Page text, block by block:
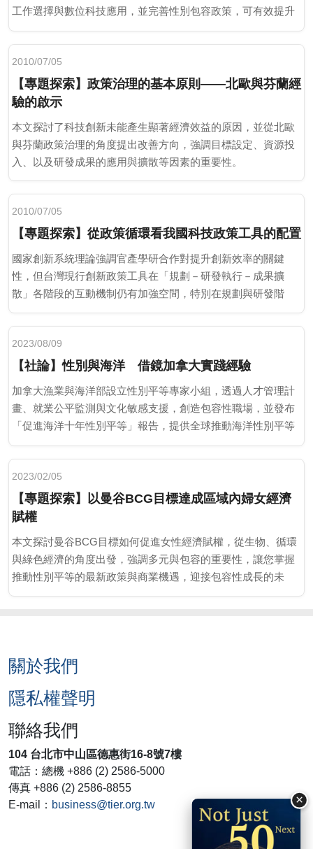
×
工作選擇與數位科技應用，並完善性別包容政策，可有效提升
女性參與度。
2010/07/05
【專題探索】政策治理的基本原則——北歐與芬蘭經
驗的啟示
本文探討了科技創新未能產生顯著經濟效益的原因，並從北歐
與芬蘭政策治理的角度提出改善方向，強調目標設定、資源投
入、以及研發成果的應用與擴散等因素的重要性。
2010/07/05
【專題探索】從政策循環看我國科技政策工具的配置
國家創新系統理論強調官產學研合作對提升創新效率的關鍵
性，但台灣現行創新政策工具在「規劃－研發執行－成果擴
散」各階段的互動機制仍有加強空間，特別在規劃與研發階
段。
2023/08/09
【社論】性別與海洋 借鏡加拿大實踐經驗
加拿大漁業與海洋部設立性別平等專家小組，透過人才管理計
畫、就業公平監測與文化敏感支援，創造包容性職場，並發布
「促進海洋十年性別平等」報告，提供全球推動海洋性別平等
的實施建議。
2023/02/05
【專題探索】以曼谷BCG目標達成區域內婦女經濟
賦權
本文探討曼谷BCG目標如何促進女性經濟賦權，從生物、循環
與綠色經濟的角度出發，強調多元與包容的重要性，讓您掌握
推動性別平等的最新政策與商業機遇，迎接包容性成長的未
來！
關於我們
隱私權聲明
聯絡我們
104 台北市中山區德惠街16-8號7樓
電話：總機 +886 (2) 2586-5000
傳真 +886 (2) 2586-8855
E-mail： business@tier.org.tw